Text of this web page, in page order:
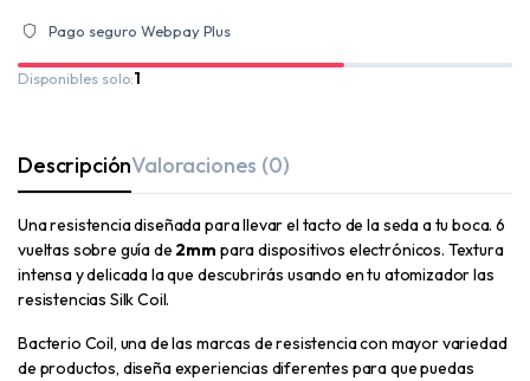
Pago seguro Webpay Plus
Disponibles solo:1
DescripciónValoraciones (0)
Una resistencia diseñada para llevar el tacto de la seda a tu boca. 6
vueltas sobre guía de 2mm para dispositivos electrónicos. Textura
intensa y delicada la que descubrirás usando en tu atomizador las
resistencias Silk Coil.
Bacterio Coil, una de las marcas de resistencia con mayor variedad
de productos, diseña experiencias diferentes para que puedas